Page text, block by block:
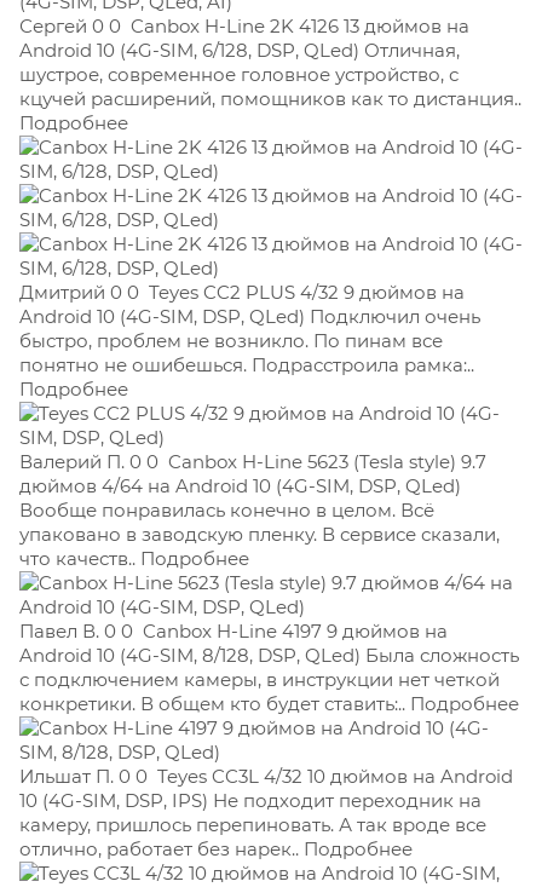
Сергей 0 0 Canbox H-Line 2K 4126 13 дюймов на
Android 10 (4G-SIM, 6/128, DSP, QLed) Отличная,
шустрое, современное головное устройство, с
кцучей расширений, помощников как то дистанция..
Подробнее
Дмитрий 0 0 Teyes CC2 PLUS 4/32 9 дюймов на
Android 10 (4G-SIM, DSP, QLed) Подключил очень
быстро, проблем не возникло. По пинам все
понятно не ошибешься. Подрасстроила рамка:..
Подробнее
Валерий П. 0 0 Canbox H-Line 5623 (Tesla style) 9.7
дюймов 4/64 на Android 10 (4G-SIM, DSP, QLed)
Вообще понравилась конечно в целом. Всё
упаковано в заводскую пленку. В сервисе сказали,
что качеств.. Подробнее
Павел В. 0 0 Canbox H-Line 4197 9 дюймов на
Android 10 (4G-SIM, 8/128, DSP, QLed) Была сложность
с подключением камеры, в инструкции нет четкой
конкретики. В общем кто будет ставить:.. Подробнее
Ильшат П. 0 0 Teyes CC3L 4/32 10 дюймов на Android
10 (4G-SIM, DSP, IPS) Не подходит переходник на
камеру, пришлось перепиновать. А так вроде все
отлично, работает без нарек.. Подробнее